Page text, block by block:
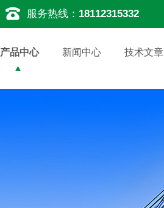
服务热线： 18112315332
产品中心 新闻中心 技术文章